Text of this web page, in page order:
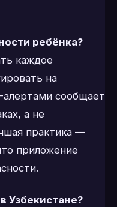
ребёнка?
каждое
на
алертами сообщает
а не
практика —
приложение
Узбекистане?